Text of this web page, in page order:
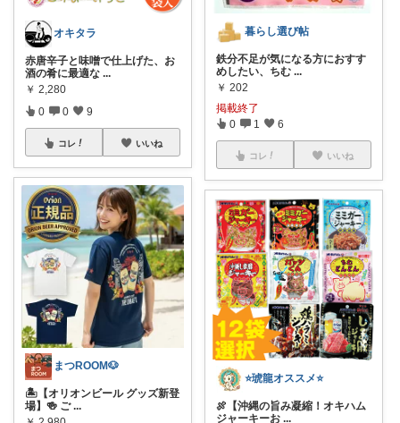
オキタラ
赤唐辛子と味噌で仕上げた、お
酒の肴に最適な ...
￥ 2,280
0 0 9
コレ いいね
まつROOM🐶
🏝️【オリオンビール グッズ新登
場】🍻 ご ...
暮らし選び帖
鉄分不足が気になる方におすす
めしたい、ちむ ...
￥ 202
掲載終了
0 1 6
コレ いいね
⭐️琥龍オススメ⭐️
🍖【沖縄の旨み凝縮！オキハム
ジャーキーお ...